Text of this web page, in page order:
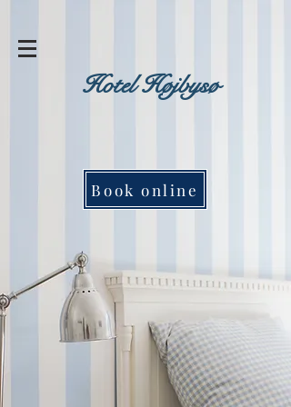
Hotel Højbysø
Book online